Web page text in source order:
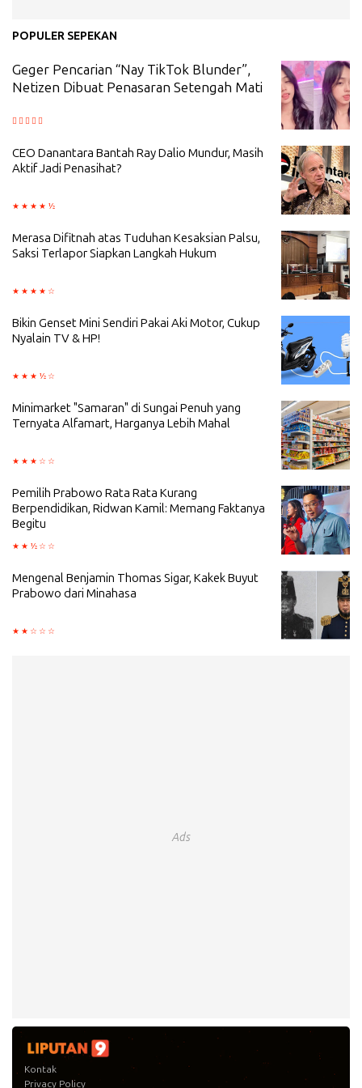
POPULER SEPEKAN
Geger Pencarian “Nay TikTok Blunder”,
Netizen Dibuat Penasaran Setengah Mati
CEO Danantara Bantah Ray Dalio Mundur, Masih
Aktif Jadi Penasihat?
Merasa Difitnah atas Tuduhan Kesaksian Palsu,
Saksi Terlapor Siapkan Langkah Hukum
Bikin Genset Mini Sendiri Pakai Aki Motor, Cukup
Nyalain TV & HP!
Minimarket "Samaran" di Sungai Penuh yang
Ternyata Alfamart, Harganya Lebih Mahal
Pemilih Prabowo Rata Rata Kurang
Berpendidikan, Ridwan Kamil: Memang Faktanya
Begitu
Mengenal Benjamin Thomas Sigar, Kakek Buyut
Prabowo dari Minahasa
Ads
Kontak
Privacy Policy